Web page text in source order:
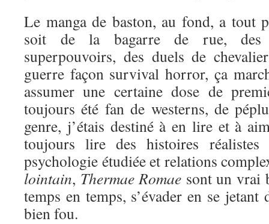
Le manga de baston, au fond, a tout
soit de la bagarre de rue, des
superpouvoirs, des duels de
guerre façon survival horror, ça
assumer une certaine dose de
toujours été fan de westerns, de
genre, j’étais destiné à en lire et à
toujours lire des histoires
psychologie étudiée et relations
lointain, Thermae Romae sont un vrai
temps en temps, s’évader en se jetant
bien fou.